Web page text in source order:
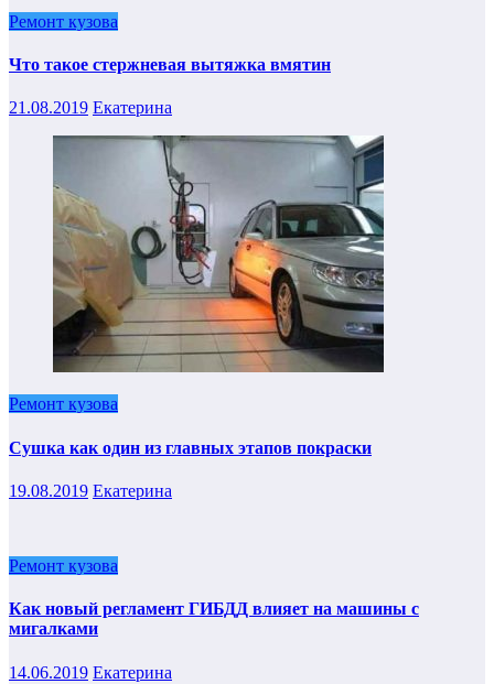
Ремонт кузова
Что такое стержневая вытяжка вмятин
21.08.2019 Екатерина
Ремонт кузова
Сушка как один из главных этапов покраски
19.08.2019 Екатерина
Ремонт кузова
Как новый регламент ГИБДД влияет на машины с
мигалками
14.06.2019 Екатерина